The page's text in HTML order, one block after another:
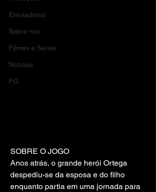
Emuladores
Sobre nos
Filmes e Series
Noticias
FG
SOBRE O JOGO
Anos atrás, o grande herói Ortega
despediu-se da esposa e do filho
enquanto partia em uma jornada para